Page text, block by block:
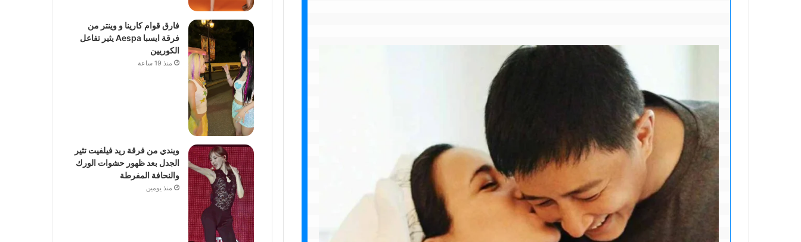
فارق قوام كارينا و وينتر من
فرقة ايسبا Aespa يثير تفاعل
الكوريين
منذ 19 ساعة
ويندي من فرقة ريد فيلفيت تثير
الجدل بعد ظهور حشوات الورك
والنحافة المفرطة
منذ يومين